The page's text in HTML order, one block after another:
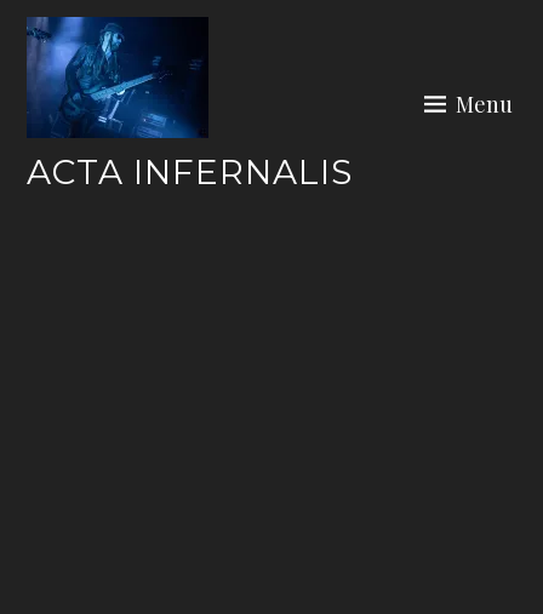
Skip
content
ACTA INFERNALIS
Menu